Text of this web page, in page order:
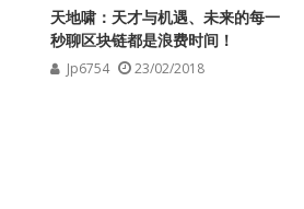
天地啸：天才与机遇、未来的每一
秒聊区块链都是浪费时间！
Jp6754 23/02/2018